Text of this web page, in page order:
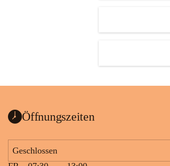
Öffnungszeiten
Geschlossen